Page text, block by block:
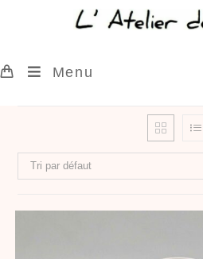
Menu
Tri par défaut